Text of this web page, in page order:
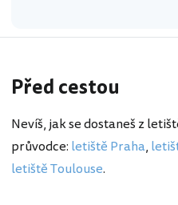
Před cestou
Nevíš, jak se dostaneš z
průvodce: letiště Praha,
letiště Toulouse.